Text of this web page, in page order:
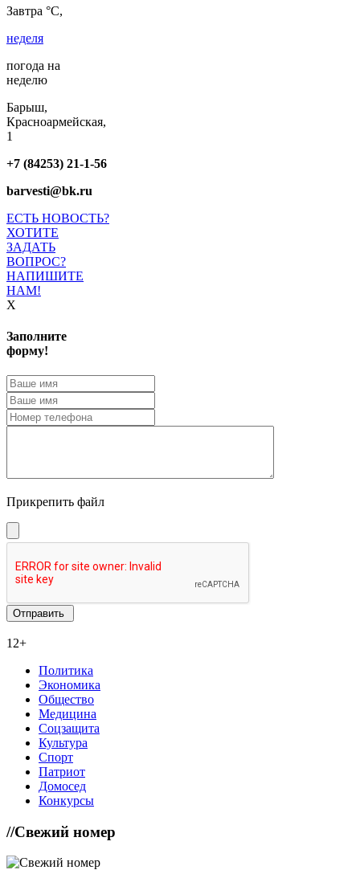
Завтра °C,
неделя
погода на
неделю
Барыш,
Красноармейская,
1
+7 (84253) 21-1-56
barvesti@bk.ru
ЕСТЬ НОВОСТЬ?
ХОТИТЕ
ЗАДАТЬ
ВОПРОС?
НАПИШИТЕ
НАМ!
X
Заполните
форму!
Прикрепить файл
12+
Политика
Экономика
Общество
Медицина
Соцзащита
Культура
Спорт
Патриот
Домосед
Конкурсы
//Свежий номер